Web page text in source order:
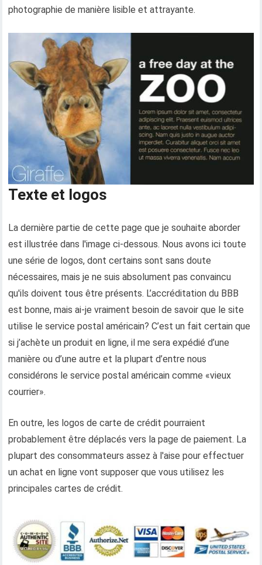
photographie de manière lisible et attrayante.
Texte et logos
La dernière partie de cette page que je souhaite aborder
est illustrée dans l'image ci-dessous. Nous avons ici toute
une série de logos, dont certains sont sans doute
nécessaires, mais je ne suis absolument pas convaincu
qu'ils doivent tous être présents. L’accréditation du BBB
est bonne, mais ai-je vraiment besoin de savoir que le site
utilise le service postal américain? C’est un fait certain que
si j’achète un produit en ligne, il me sera expédié d’une
manière ou d’une autre et la plupart d’entre nous
considérons le service postal américain comme «vieux
courrier».
En outre, les logos de carte de crédit pourraient
probablement être déplacés vers la page de paiement. La
plupart des consommateurs assez à l'aise pour effectuer
un achat en ligne vont supposer que vous utilisez les
principales cartes de crédit.